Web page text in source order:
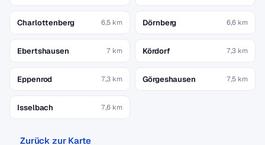
Charlottenberg 6,5 km Dörnberg 6,6 km
Ebertshausen 7 km Kördorf 7,3 km
Eppenrod 7,3 km Görgeshausen 7,5 km
Isselbach 7,6 km
Zurück zur Karte